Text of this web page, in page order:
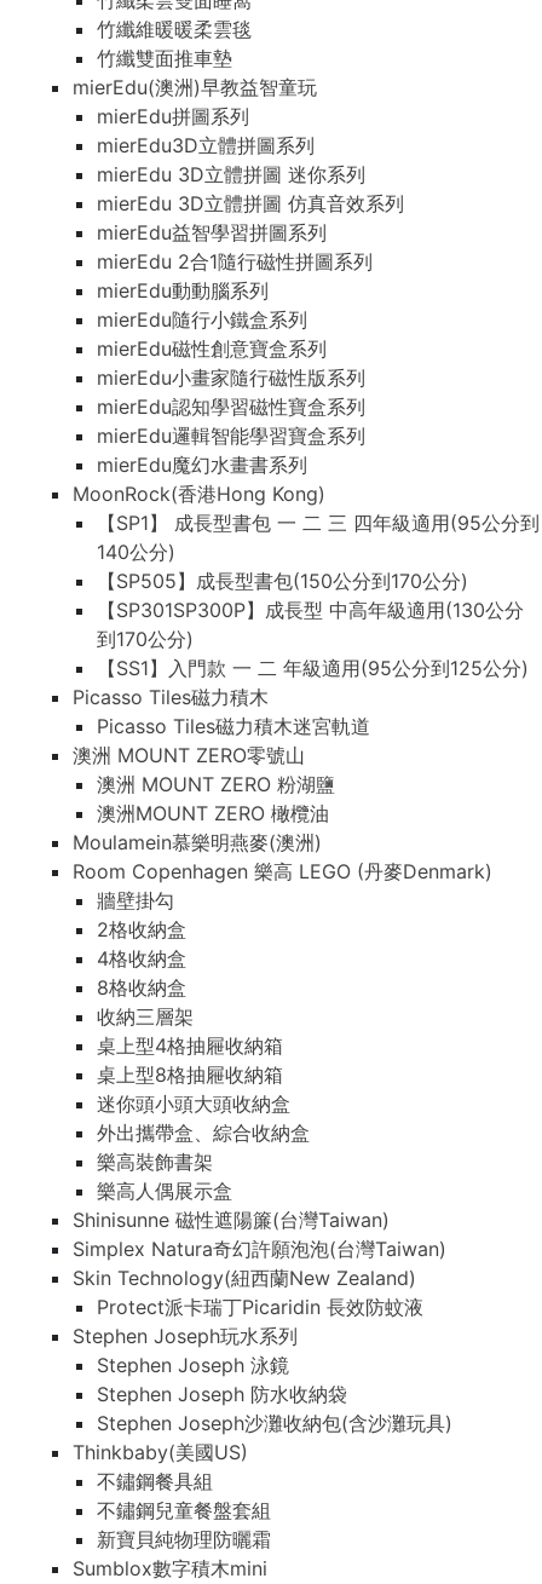
竹纖維暖暖柔雲毯
竹纖雙面推車墊
mierEdu(澳洲)早教益智童玩
mierEdu拼圖系列
mierEdu3D立體拼圖系列
mierEdu 3D立體拼圖 迷你系列
mierEdu 3D立體拼圖 仿真音效系列
mierEdu益智學習拼圖系列
mierEdu 2合1隨行磁性拼圖系列
mierEdu動動腦系列
mierEdu隨行小鐵盒系列
mierEdu磁性創意寶盒系列
mierEdu小畫家隨行磁性版系列
mierEdu認知學習磁性寶盒系列
mierEdu邏輯智能學習寶盒系列
mierEdu魔幻水畫書系列
MoonRock(香港Hong Kong)
【SP1】 成長型書包 一 二 三 四年級適用(95公分到
140公分)
【SP505】成長型書包(150公分到170公分)
【SP301SP300P】成長型 中高年級適用(130公分
到170公分)
【SS1】入門款 一 二 年級適用(95公分到125公分)
Picasso Tiles磁力積木
Picasso Tiles磁力積木迷宮軌道
澳洲 MOUNT ZERO零號山
澳洲 MOUNT ZERO 粉湖鹽
澳洲MOUNT ZERO 橄欖油
Moulamein慕樂明燕麥(澳洲)
Room Copenhagen 樂高 LEGO (丹麥Denmark)
牆壁掛勾
2格收納盒
4格收納盒
8格收納盒
收納三層架
桌上型4格抽屜收納箱
桌上型8格抽屜收納箱
迷你頭小頭大頭收納盒
外出攜帶盒、綜合收納盒
樂高裝飾書架
樂高人偶展示盒
Shinisunne 磁性遮陽簾(台灣Taiwan)
Simplex Natura奇幻許願泡泡(台灣Taiwan)
Skin Technology(紐西蘭New Zealand)
Protect派卡瑞丁Picaridin 長效防蚊液
Stephen Joseph玩水系列
Stephen Joseph 泳鏡
Stephen Joseph 防水收納袋
Stephen Joseph沙灘收納包(含沙灘玩具)
Thinkbaby(美國US)
不鏽鋼餐具組
不鏽鋼兒童餐盤套組
新寶貝純物理防曬霜
Sumblox數字積木mini